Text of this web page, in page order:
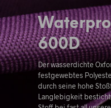
600D
Der wasserdichte
festgewebtes
durch seine hohe
Langlebigkeit